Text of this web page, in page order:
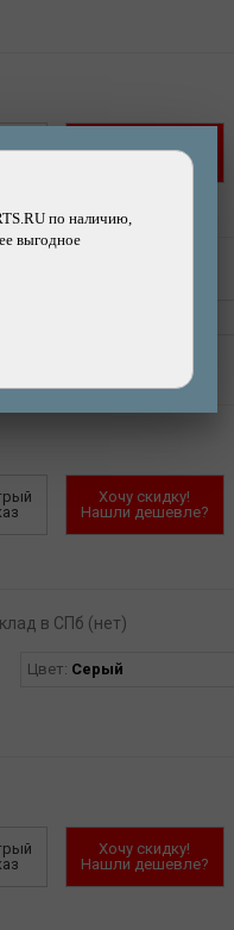
по наличию,
выгодное
Нашли дешевле?
Хочу скидку!
Нашли дешевле?
в СПб (нет)
Цвет: Серый
Хочу скидку!
Нашли дешевле?